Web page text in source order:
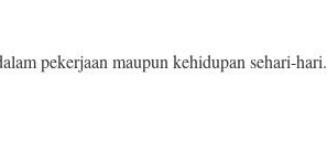
pekerjaan maupun kehidupan sehari-hari.